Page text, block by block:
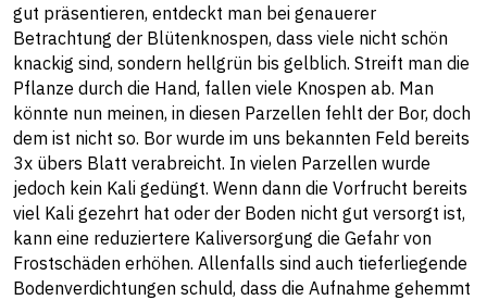
gut präsentieren, entdeckt man bei genauerer
Betrachtung der Blütenknospen, dass viele nicht schön
knackig sind, sondern hellgrün bis gelblich. Streift man die
Pflanze durch die Hand, fallen viele Knospen ab. Man
könnte nun meinen, in diesen Parzellen fehlt der Bor, doch
dem ist nicht so. Bor wurde im uns bekannten Feld bereits
3x übers Blatt verabreicht. In vielen Parzellen wurde
jedoch kein Kali gedüngt. Wenn dann die Vorfrucht bereits
viel Kali gezehrt hat oder der Boden nicht gut versorgt ist,
kann eine reduziertere Kaliversorgung die Gefahr von
Frostschäden erhöhen. Allenfalls sind auch tieferliegende
Bodenverdichtungen schuld, dass die Aufnahme gehemmt